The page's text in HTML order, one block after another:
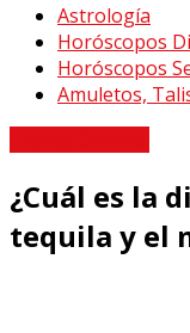
Astrología
Horóscopos
Horóscopos
Amuletos,
¿Cuál es la
tequila y el